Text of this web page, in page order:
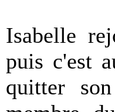
Isabelle
puis c'est
quitter